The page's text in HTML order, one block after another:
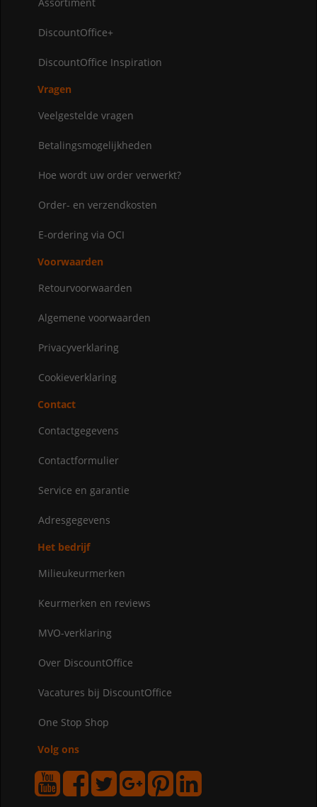
Assortiment
DiscountOffice+
DiscountOffice Inspiration
Vragen
Veelgestelde vragen
Betalingsmogelijkheden
Hoe wordt uw order verwerkt?
Order- en verzendkosten
E-ordering via OCI
Voorwaarden
Retourvoorwaarden
Algemene voorwaarden
Privacyverklaring
Cookieverklaring
Contact
Contactgegevens
Contactformulier
Service en garantie
Adresgegevens
Het bedrijf
Milieukeurmerken
Keurmerken en reviews
MVO-verklaring
Over DiscountOffice
Vacatures bij DiscountOffice
One Stop Shop
Volg ons